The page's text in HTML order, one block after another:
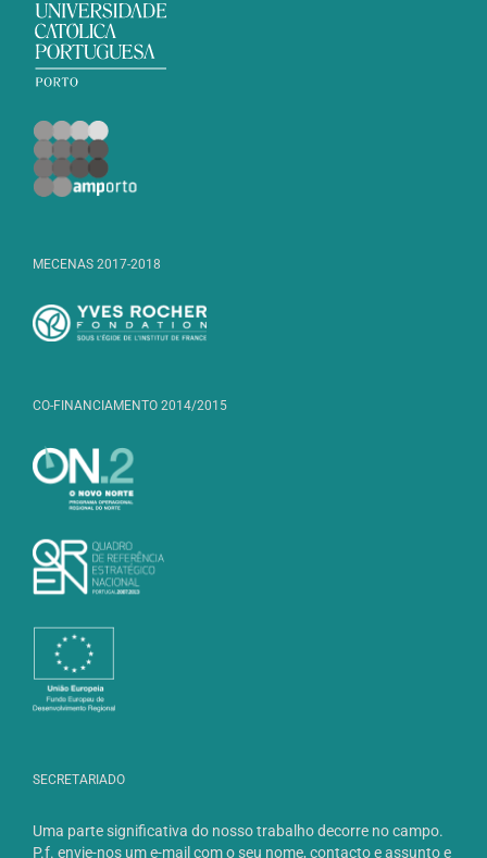
MECENAS 2017-2018
CO-FINANCIAMENTO 2014/2015
SECRETARIADO
Uma parte significativa do nosso trabalho decorre no campo.
P.f. envie-nos um e-mail com o seu nome, contacto e assunto e